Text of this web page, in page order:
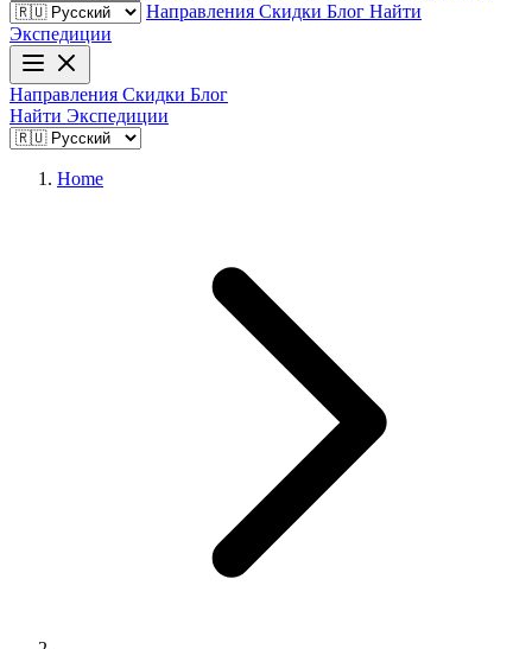
Направления Скидки Блог Найти
Экспедиции
Направления Скидки Блог
Найти Экспедиции
Home